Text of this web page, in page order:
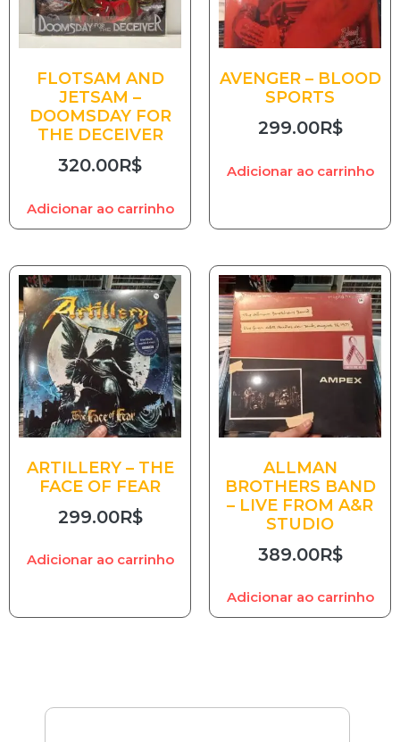
FLOTSAM AND
JETSAM –
DOOMSDAY FOR
THE DECEIVER
320.00R$
Adicionar ao carrinho
AVENGER – BLOOD
SPORTS
299.00R$
Adicionar ao carrinho
ARTILLERY – THE
FACE OF FEAR
299.00R$
Adicionar ao carrinho
ALLMAN
BROTHERS BAND
– LIVE FROM A&R
STUDIO
389.00R$
Adicionar ao carrinho